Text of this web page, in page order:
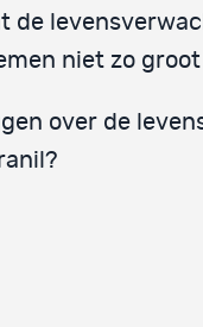
de
niet zo groot
over de